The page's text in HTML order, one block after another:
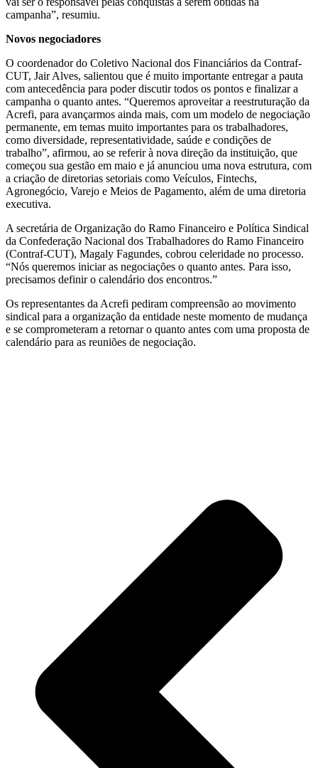
campanha”, resumiu.
Novos negociadores
O coordenador do Coletivo Nacional dos Financiários da Contraf-
CUT, Jair Alves, salientou que é muito importante entregar a pauta
com antecedência para poder discutir todos os pontos e finalizar a
campanha o quanto antes. “Queremos aproveitar a reestruturação da
Acrefi, para avançarmos ainda mais, com um modelo de negociação
permanente, em temas muito importantes para os trabalhadores,
como diversidade, representatividade, saúde e condições de
trabalho”, afirmou, ao se referir à nova direção da instituição, que
começou sua gestão em maio e já anunciou uma nova estrutura, com
a criação de diretorias setoriais como Veículos, Fintechs,
Agronegócio, Varejo e Meios de Pagamento, além de uma diretoria
executiva.
A secretária de Organização do Ramo Financeiro e Política Sindical
da Confederação Nacional dos Trabalhadores do Ramo Financeiro
(Contraf-CUT), Magaly Fagundes, cobrou celeridade no processo.
“Nós queremos iniciar as negociações o quanto antes. Para isso,
precisamos definir o calendário dos encontros.”
Os representantes da Acrefi pediram compreensão ao movimento
sindical para a organização da entidade neste momento de mudança
e se comprometeram a retornar o quanto antes com uma proposta de
calendário para as reuniões de negociação.